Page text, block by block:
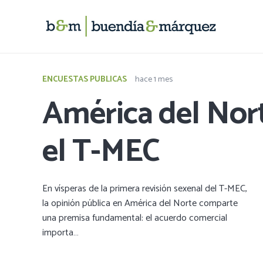
ENCUESTAS PUBLICAS hace 1 mes
América del
el T-MEC
En vísperas de la primera revisión sexenal del T-MEC,
la opinión pública en América del Norte comparte
una premisa fundamental: el acuerdo comercial
importa…